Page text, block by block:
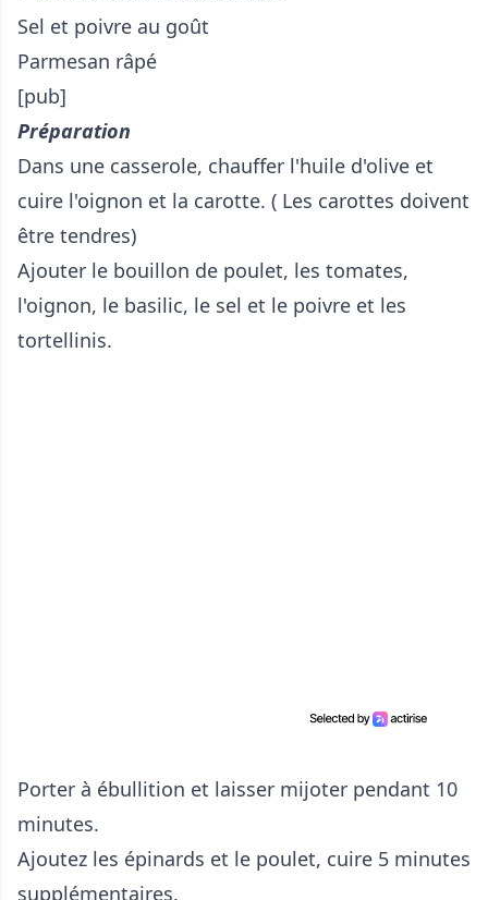
Sel et poivre au goût
Parmesan râpé
[pub]
Préparation
Dans une casserole, chauffer l'huile d'olive et
cuire l'oignon et la carotte. ( Les carottes doivent
être tendres)
Ajouter le bouillon de poulet, les tomates,
l'oignon, le basilic, le sel et le poivre et les
tortellinis.
Porter à ébullition et laisser mijoter pendant 10
minutes.
Ajoutez les épinards et le poulet, cuire 5 minutes
supplémentaires.